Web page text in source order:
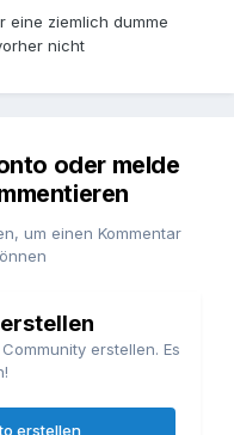
eine ziemlich dumme
nicht
oder melde
um einen Kommentar
erstellen. Es
erstellen